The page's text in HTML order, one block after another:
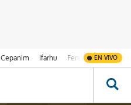
Cepanim Ifarhu Fenómeno de El
EN VIVO